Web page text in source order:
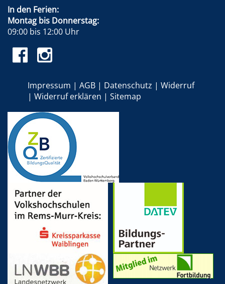
In den Ferien:
Montag bis Donnerstag:
09:00 bis 12:00 Uhr
Impressum AGB Datenschutz
Widerruf
Widerruf erklären
Sitemap